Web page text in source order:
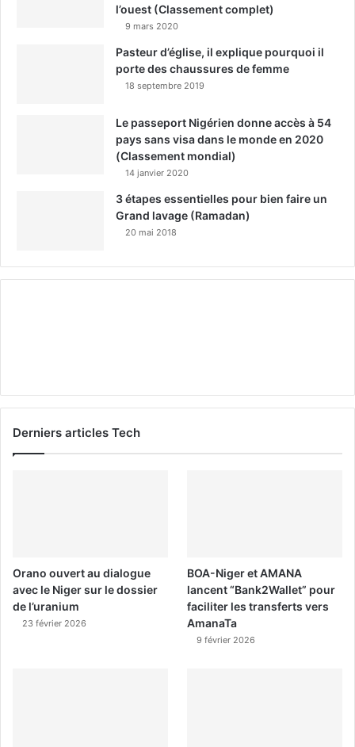
l’ouest (Classement complet)
9 mars 2020
Pasteur d’église, il explique pourquoi il
porte des chaussures de femme
18 septembre 2019
Le passeport Nigérien donne accès à 54
pays sans visa dans le monde en 2020
(Classement mondial)
14 janvier 2020
3 étapes essentielles pour bien faire un
Grand lavage (Ramadan)
20 mai 2018
Derniers articles Tech
Orano ouvert au dialogue
avec le Niger sur le dossier
de l’uranium
23 février 2026
BOA-Niger et AMANA
lancent “Bank2Wallet” pour
faciliter les transferts vers
AmanaTa
9 février 2026